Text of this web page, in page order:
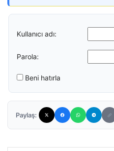
Kullanıcı adı:
Parola:
Beni hatırla
Paylaş: